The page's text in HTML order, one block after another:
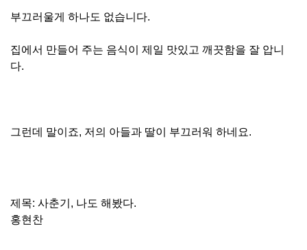
부끄러울게 하나도 없습니다.
집에서 만들어 주는 음식이 제일 맛있고 깨끗함을 잘 압니
다.
그런데 말이죠, 저의 아들과 딸이 부끄러워 하네요.
제목: 사춘기, 나도 해봤다.
홍현찬